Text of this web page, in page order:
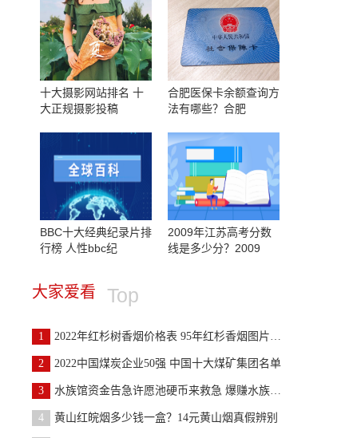
十大摄影网站排名 十
大正规摄影投稿
合肥医保卡余额查询方
法有哪些？合肥
BBC十大经典纪录片排
行榜 人性bbc纪
2009年江苏高考分数
线是多少分？2009
大家爱看 Top
1 2022年红杉树香烟价格表 95年红杉香烟图片大全
2 2022中国煤炭企业50强 中国十大煤矿集团名单
3 水族馆资金告急许愿池硬币来救急 爆赚水族馆1.2.6版本
4 黄山红皖烟多少钱一盒？14元黄山烟真假辨别